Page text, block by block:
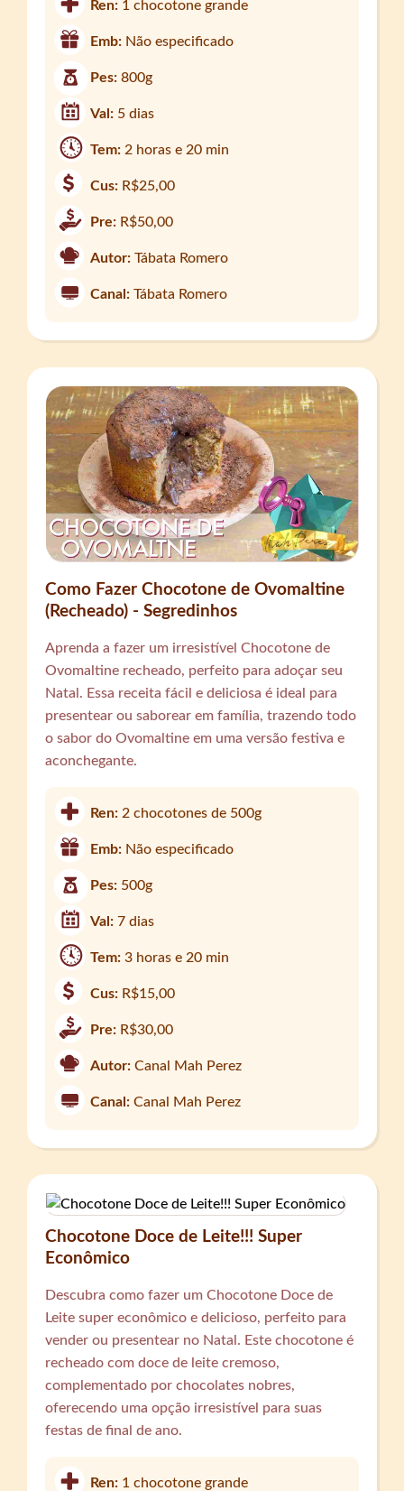
Ren: 1 chocotone grande
Emb: Não especificado
Pes:800g
Val: 5 dias
Tem:2 horas e 20 min
Cus: R$25,00
Pre: R$50,00
Autor: Tábata Romero
Canal: Tábata Romero
Como Fazer Chocotone de Ovomaltine
(Recheado) - Segredinhos
Aprenda a fazer um irresistível Chocotone de
Ovomaltine recheado, perfeito para adoçar seu
Natal. Essa receita fácil e deliciosa é ideal para
presentear ou saborear em família, trazendo todo
o sabor do Ovomaltine em uma versão festiva e
aconchegante.
Ren: 2 chocotones de 500g
Emb: Não especificado
Pes: 500g
Val:7 dias
Tem:3 horas e 20 min
Cus: R$15,00
Pre: R$30,00
Autor: Canal Mah Perez
Canal: Canal Mah Perez
Chocotone Doce de Leite!!! Super
Econômico
Descubra como fazer um Chocotone Doce de
Leite super econômico e delicioso, perfeito para
vender ou presentear no Natal. Este chocotone é
recheado com doce de leite cremoso,
complementado por chocolates nobres,
oferecendo uma opção irresistível para suas
festas de final de ano.
Ren: 1 chocotone grande